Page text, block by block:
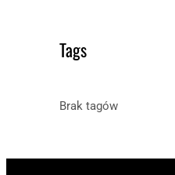
Tags
Brak tagów